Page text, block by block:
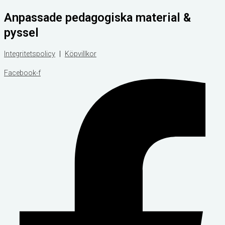
till
innehåll
Anpassade pedagogiska material &
pyssel
Integritetspolicy | Köpvillkor
Facebook-f
search
search